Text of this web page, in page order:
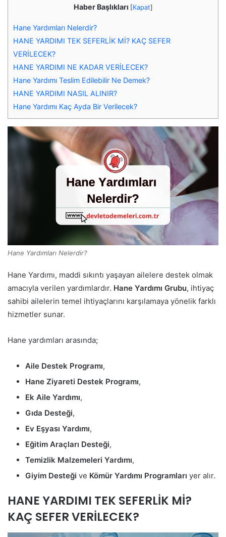
Haber Başlıkları [Kapat]
Hane Yardımları Nelerdir?
HANE YARDIMI TEK SEFERLİK Mİ? KAÇ SEFER
VERİLECEK?
HANE YARDIMI NE KADAR VERİLECEK?
Hane Yardımı Teslim Edilebilir Ne Demek?
HANE YARDIMI NASIL ALINIR?
Hane Yardımı Kaç Ayda Bir Verilecek?
Hane Yardımları Nelerdir?
Hane Yardımı, maddi sıkıntı yaşayan ailelere destek olmak
amacıyla verilen yardımlardır. Hane Yardımı Grubu, ihtiyaç
sahibi ailelerin temel ihtiyaçlarını karşılamaya yönelik farklı
hizmetler sunar.
Hane yardımları arasında;
Aile Destek Programı,
Hane Ziyareti Destek Programı,
Ek Aile Yardımı,
Gıda Desteği,
Ev Eşyası Yardımı,
Eğitim Araçları Desteği,
Temizlik Malzemeleri Yardımı,
Giyim Desteği ve Kömür Yardımı Programları yer alır.
HANE YARDIMI TEK SEFERLİK Mİ?
KAÇ SEFER VERİLECEK?